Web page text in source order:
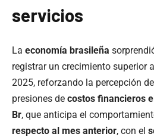
servicios
La economía brasileña
registrar un crecimiento superior
2025, reforzando la percepción
presiones de costos financieros
Br, que anticipa el
respecto al mes anterior, con el